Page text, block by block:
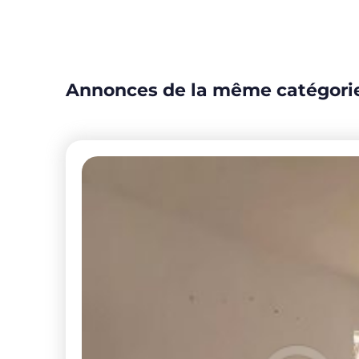
Annonces de la même